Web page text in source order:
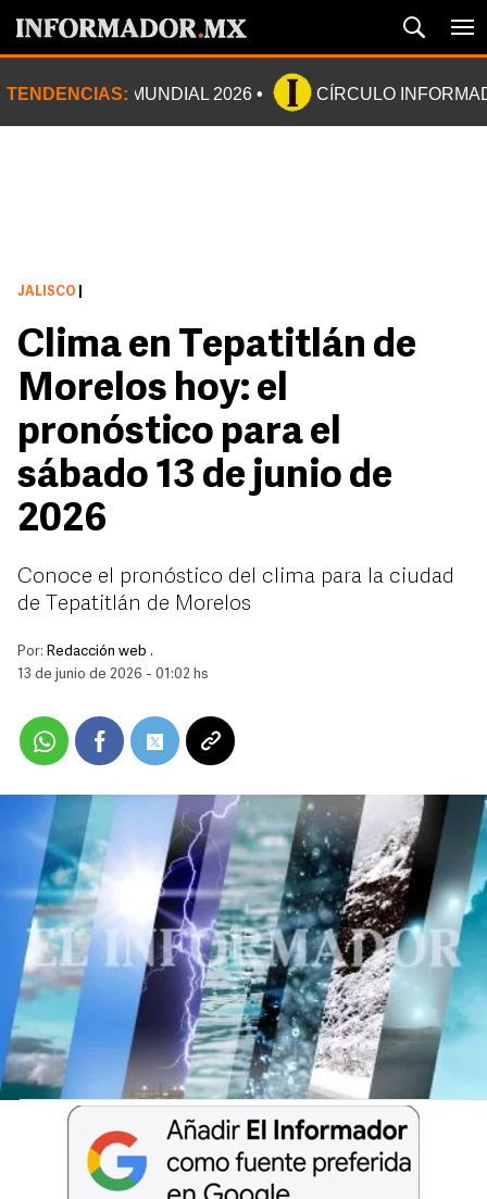
TENDENCIAS: MUNDIAL 2026 CÍRCULO
JALISCO
Clima en Tepatitlán de
Morelos hoy: el
pronóstico para el
sábado 13 de junio de
2026
Conoce el pronóstico del clima para la ciudad
de Tepatitlán de Morelos
Por: Redacción web .
13 de junio de 2026 - 01:02 hs